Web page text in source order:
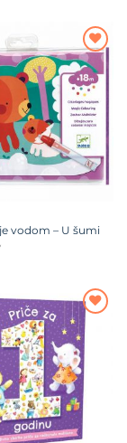
Dodajte
na listu
želja
vodom – U šumi
Dodajte
na listu
želja